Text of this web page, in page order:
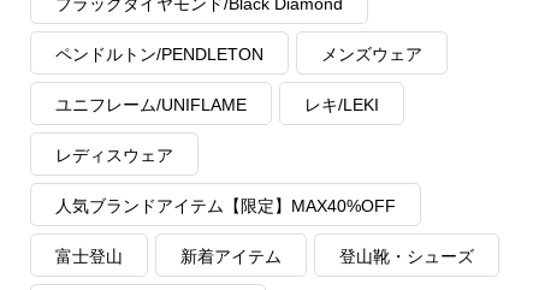
ペンドルトン/PENDLETON メンズウェア
ユニフレーム/UNIFLAME レキ/LEKI
レディスウェア
人気ブランドアイテム【限定】MAX40%OFF
富士登山 新着アイテム 登山靴・シューズ